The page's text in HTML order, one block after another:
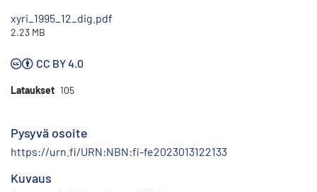
xyri_1995_12_dig.pdf
2.23 MB
CC BY 4.0
Lataukset 105
Pysyvä osoite
https://urn.fi/URN:NBN:fi-fe2023013122133
Kuvaus